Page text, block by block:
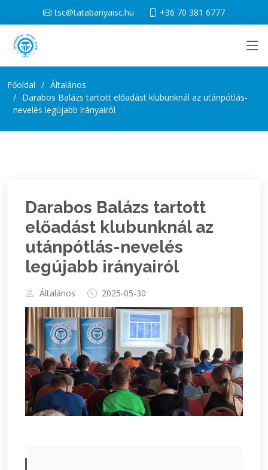
tsc@tatabanyaisc.hu +36 70 381 6777
Főoldal
Általános
Darabos Balázs tartott előadást klubunknál az utánpótlás-
nevelés legújabb irányairól
Darabos Balázs tartott
előadást klubunknál az
utánpótlás-nevelés
legújabb irányairól
Általános 2025-05-30